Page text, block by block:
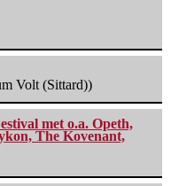
Volt (Sittard))
met o.a. Opeth,
The Kovenant,